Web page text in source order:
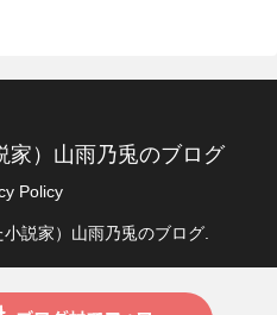
家）山雨乃兎のブログ
Policy
説家）山雨乃兎のブログ.